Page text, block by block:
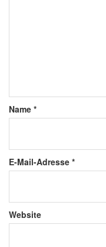
Name *
E-Mail-Adresse *
Website